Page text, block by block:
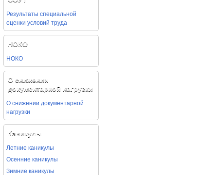
Результаты специальной
оценки условий труда
НОКО
НОКО
О снижении
документарной нагрузки
О снижении документарной
нагрузки
Каникулы
Летние каникулы
Осенние каникулы
Зимние каникулы